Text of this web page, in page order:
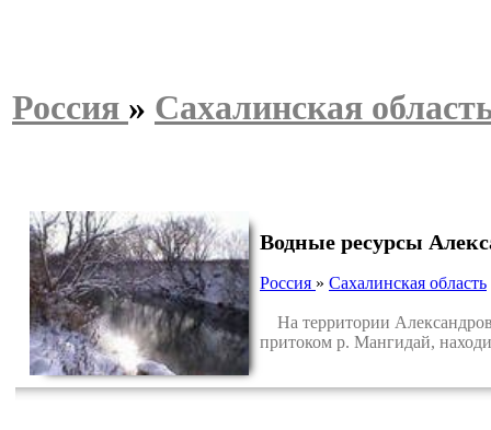
Россия » Сахалинская
Водные ресурсы
Россия » Сахалинская область
На территории
притоком р. Мангидай,